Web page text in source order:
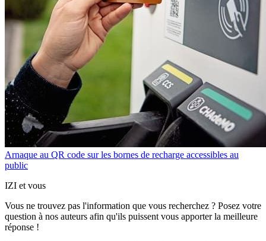
Arnaque au QR code sur les bornes de recharge accessibles au
public
IZI et vous
Vous ne trouvez pas l'information que vous recherchez ? Posez votre
question à nos auteurs afin qu'ils puissent vous apporterla meilleure
réponse !